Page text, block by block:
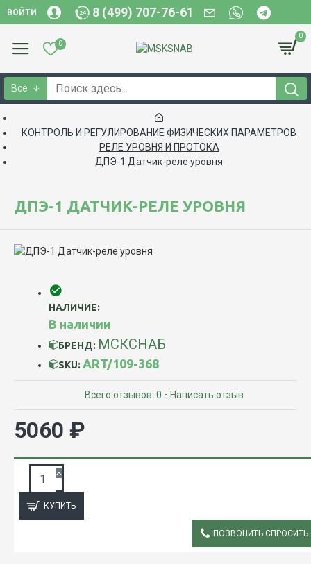
ВОЙТИ 8 (499) 707-76-61
0
0
Все
КОНТРОЛЬ И РЕГУЛИРОВАНИЕ ФИЗИЧЕСКИХ ПАРАМЕТРОВ
РЕЛЕ УРОВНЯ И ПРОТОКА
ДПЭ-1 Датчик-реле уровня
ДПЭ-1 ДАТЧИК-РЕЛЕ УРОВНЯ
НАЛИЧИЕ:
В наличии
БРЕНД: МСКСНАБ
SKU: ART/109-368
Всего отзывов: 0 - Написать отзыв
5060 ₽
КУПИТЬ
ПОЗВОНИТЬ СПРОСИТЬ